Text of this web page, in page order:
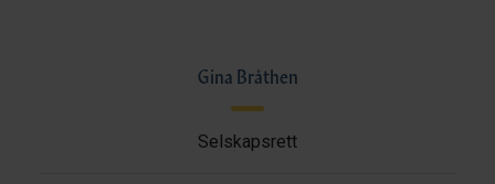
Gina Bråthen
Selskapsrett